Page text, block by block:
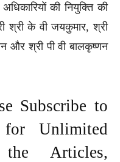
की नियुक्ति की
श्री के वी जयकुमार, श्री
और श्री पी वी बालकृष्णन
Subscribe to
for Unlimited
Articles,